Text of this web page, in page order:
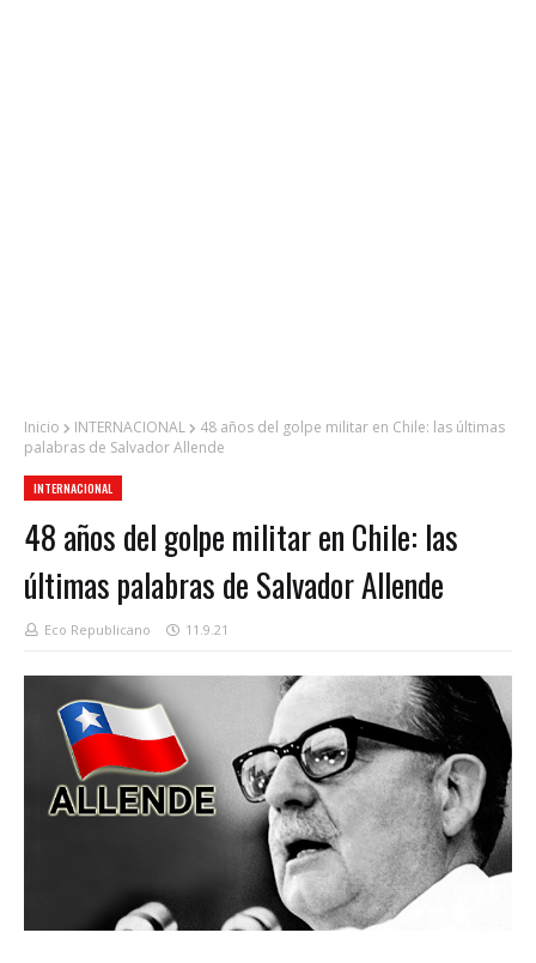
Inicio INTERNACIONAL
48 años del golpe militar en Chile: las últimas
palabras de Salvador Allende
INTERNACIONAL
48 años del golpe militar en Chile: las
últimas palabras de Salvador Allende
Eco Republicano 11.9.21